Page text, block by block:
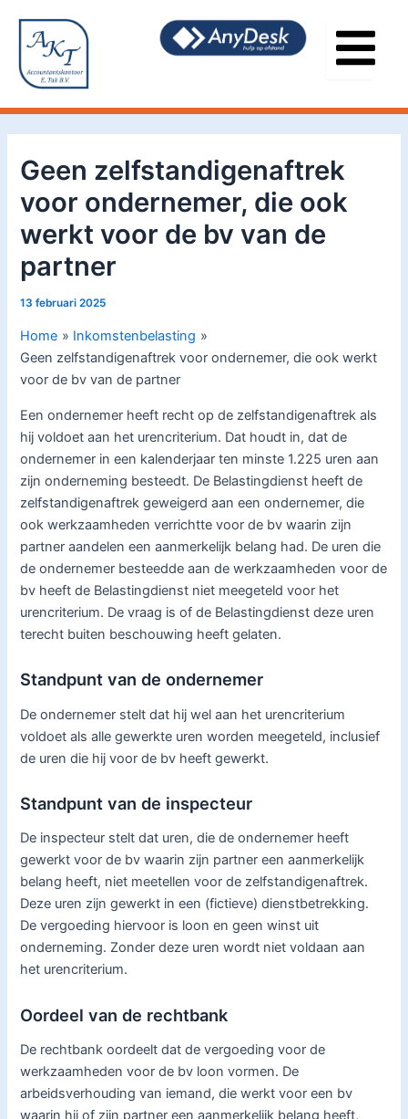
inhoud
Geen zelfstandigenaftrek
voor ondernemer, die ook
werkt voor de bv van de
partner
13 februari 2025
Home
Inkomstenbelasting
Geen zelfstandigenaftrek voor ondernemer, die ook werkt
voor de bv van de partner
Een ondernemer heeft recht op de zelfstandigenaftrek als
hij voldoet aan het urencriterium. Dat houdt in, dat de
ondernemer in een kalenderjaar ten minste 1.225 uren aan
zijn onderneming besteedt. De Belastingdienst heeft de
zelfstandigenaftrek geweigerd aan een ondernemer, die
ook werkzaamheden verrichtte voor de bv waarin zijn
partner aandelen een aanmerkelijk belang had. De uren die
de ondernemer besteedde aan de werkzaamheden voor de
bv heeft de Belastingdienst niet meegeteld voor het
urencriterium. De vraag is of de Belastingdienst deze uren
terecht buiten beschouwing heeft gelaten.
Standpunt van de ondernemer
De ondernemer stelt dat hij wel aan het urencriterium
voldoet als alle gewerkte uren worden meegeteld, inclusief
de uren die hij voor de bv heeft gewerkt.
Standpunt van de inspecteur
De inspecteur stelt dat uren, die de ondernemer heeft
gewerkt voor de bv waarin zijn partner een aanmerkelijk
belang heeft, niet meetellen voor de zelfstandigenaftrek.
Deze uren zijn gewerkt in een (fictieve) dienstbetrekking.
De vergoeding hiervoor is loon en geen winst uit
onderneming. Zonder deze uren wordt niet voldaan aan
het urencriterium.
Oordeel van de rechtbank
De rechtbank oordeelt dat de vergoeding voor de
werkzaamheden voor de bv loon vormen. De
arbeidsverhouding van iemand, die werkt voor een bv
waarin hij of zijn partner een aanmerkelijk belang heeft,
navigatie